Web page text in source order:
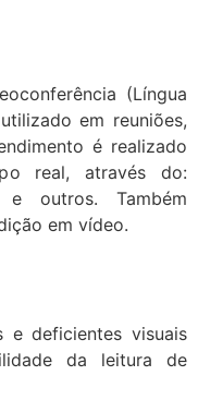
(Língua
em reuniões,
é realizado
real, através do:
e outros. Também
em vídeo.
e deficientes visuais
da leitura de